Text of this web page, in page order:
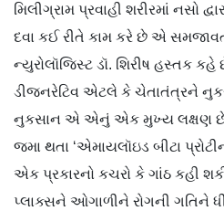
મિલીગ્રામ પ્રવાહી શરીરમાં નસો
દવા કઈ રીતે કામ કરે છે એ
ન્યુરોલૉજિસ્ટ ડૉ. શિરીષ હસ્તક
ડીજનરેટિવ એટલે કે ચેતાતંત્રને
નુકસાન એ એનું એક મુખ્ય લક્ષણ
જમા થતા ‘એમાયલૉઇડ બીટા
એક પ્રકારનો કચરો કે ગાંઠ કહી
પ્લાક્સને ઓગાળીને રોગની ગતિને